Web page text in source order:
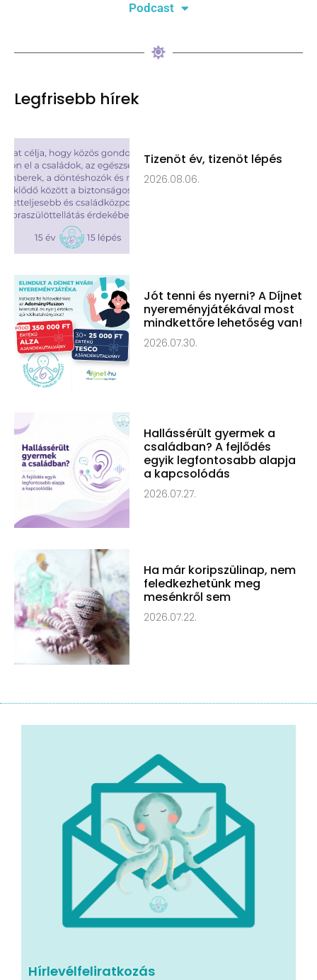
Podcast
Legfrisebb hírek
Tizenöt év, tizenöt lépés
2026.08.06.
Jót tenni és nyerni? A Díjnet
nyereményjátékával most
mindkettőre lehetőség van!
2026.07.30.
Hallássérült gyermek a
családban? A fejlődés
egyik legfontosabb alapja
a kapcsolódás
2026.07.27.
Ha már koripszülinap, nem
feledkezhetünk meg
mesénkről sem
2026.07.22.
Hírlevélfeliratkozás